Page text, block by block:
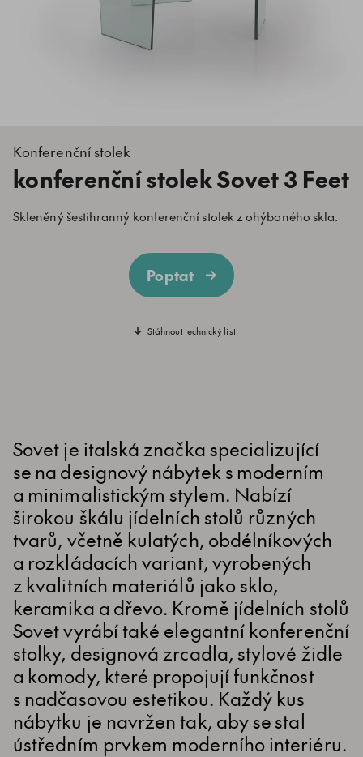
Konferenční stolek
konferenční stolek Sovet 3 Feet
Skleněný šestihranný konferenční stolek z ohýbaného skla.
Poptat
Stáhnout technický list
Sovet je italská značka specializující
se na designový nábytek s moderním
a minimalistickým stylem. Nabízí
širokou škálu jídelních stolů různých
tvarů, včetně kulatých, obdélníkových
a rozkládacích variant, vyrobených
z kvalitních materiálů jako sklo,
keramika a dřevo. Kromě jídelních stolů
Sovet vyrábí také elegantní konferenční
stolky, designová zrcadla, stylové židle
a komody, které propojují funkčnost
s nadčasovou estetikou. Každý kus
nábytku je navržen tak, aby se stal
ústředním prvkem moderního interiéru.